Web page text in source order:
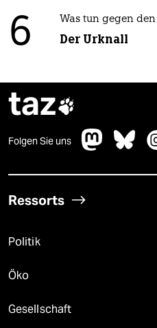
6 Was tun gegen
Der Urknall
taz
Folgen Sie uns
Ressorts
Politik
Öko
Gesellschaft